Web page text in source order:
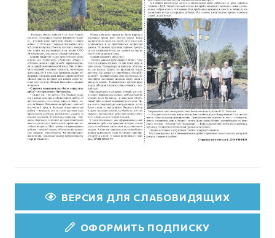
ВЕРСИЯ ДЛЯ СЛАБОВИДЯЩИХ
ОФОРМИТЬ ПОДПИСКУ